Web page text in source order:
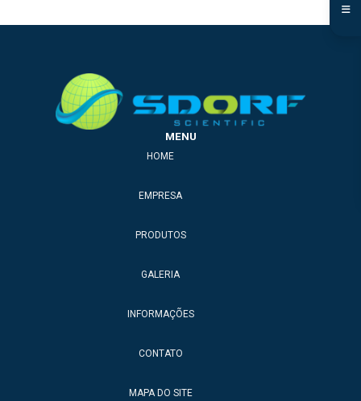
MENU
HOME
EMPRESA
PRODUTOS
GALERIA
INFORMAÇÕES
CONTATO
MAPA DO SITE